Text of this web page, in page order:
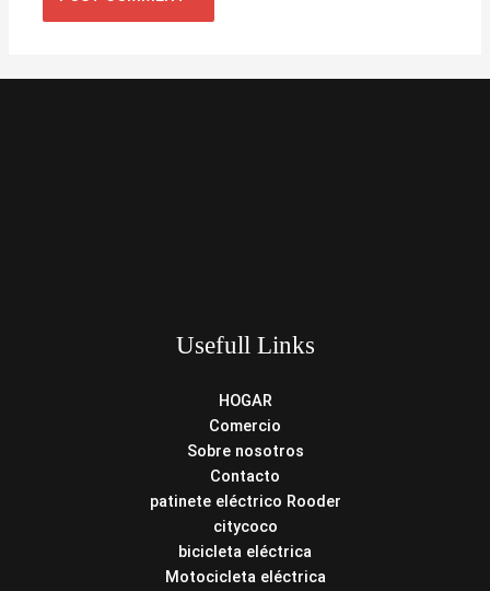
Usefull Links
HOGAR
Comercio
Sobre nosotros
Contacto
patinete eléctrico Rooder
citycoco
bicicleta eléctrica
Motocicleta eléctrica